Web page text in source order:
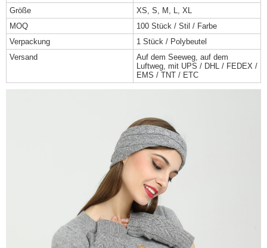
Größe
XS, S, M, L, XL
MOQ
100 Stück / Stil / Farbe
Verpackung
1 Stück / Polybeutel
Versand
Auf dem Seeweg, auf dem
Luftweg, mit UPS / DHL / FEDEX /
EMS / TNT / ETC